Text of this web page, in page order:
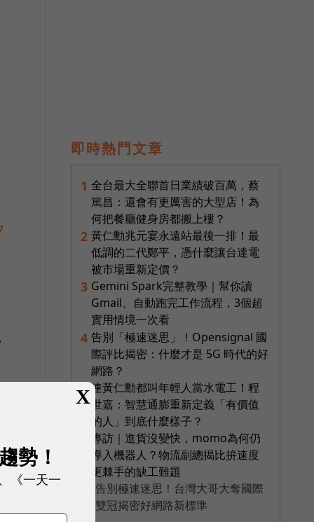
即時熱門文章
1 全台最大全聯首日業績破百萬，蔡
篤昌：還會有更厲害的大型店！為
何把餐廳健身房都搬上樓？
2 黃仁勳兆元宴永遠站最後一排！最
低調的二代鄭平，憑什麼讓台達電
被市場重新定價？
3 Gemini Spark完整教學｜幫你讀
Gmail、自動跑完工作流程，3個超
實用情境一次看
4 告別「極速迷思」！Opensignal 國
際評比揭密：什麼才是 5G 時代的好
網路？
5 連黃仁勳都叫年輕人當水電工！程
世嘉：智慧通膨重新定義「有價值
的人」到底什麼樣子？
專訪｜進貨沒變快，momo為何仍
導入機器人？物流副總揭比拚速度
更棘手的缺工難題
告別極速迷思！台灣大哥大奪國際
雙冠揭密好網路新標準
X
勢！
《一天一